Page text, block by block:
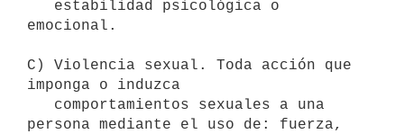
emocional.
C) Violencia sexual. Toda acción que
imponga o induzca
persona mediante el uso de: fuerza,